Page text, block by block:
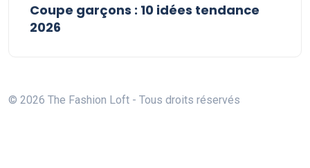
Coupe garçons : 10 idées tendance
2026
© 2026 The Fashion Loft - Tous droits réservés